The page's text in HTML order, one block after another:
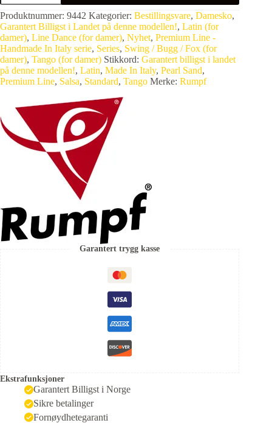
Produktnummer: 9442 Kategorier: Bestillingsvare, Damesko,
Garantert Billigst i Landet på denne modellen!, Latin (for
damer), Line Dance (for damer), Nyhet, Premium Line -
Handmade In Italy serie, Series, Swing / Bugg / Fox (for
damer), Tango (for damer) Stikkord: Garantert billigst i landet
på denne modellen!, Latin, Made In Italy, Pearl Sand,
Premium Line, Salsa, Standard, Tango Merke: Rumpf
Garantert trygg kasse
Ekstrafunksjoner
Garantert Billigst i Norge
Sikre betalinger
Fornøydhetegaranti